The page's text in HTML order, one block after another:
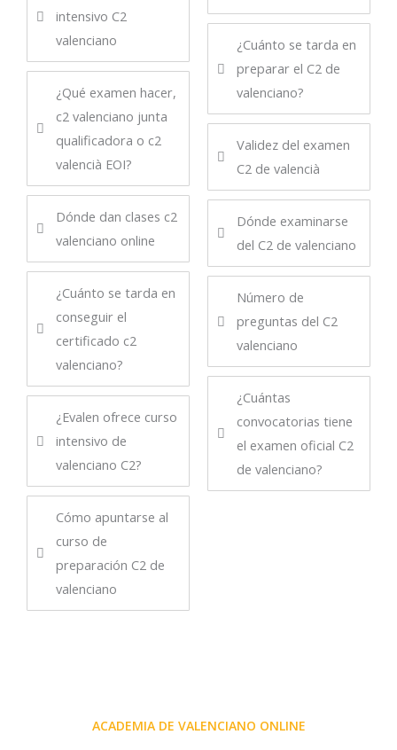
intensivo C2
valenciano
¿Qué examen hacer,
c2 valenciano junta
qualificadora o c2
valencià EOI?
Dónde dan clases c2
valenciano online
¿Cuánto se tarda en
conseguir el
certificado c2
valenciano?
¿Evalen ofrece curso
intensivo de
valenciano C2?
Cómo apuntarse al
curso de
preparación C2 de
valenciano
¿Cuánto se tarda en
preparar el C2 de
valenciano?
Validez del examen
C2 de valencià
Dónde examinarse
del C2 de valenciano
Número de
preguntas del C2
valenciano
¿Cuántas
convocatorias tiene
el examen oficial C2
de valenciano?
ACADEMIA DE VALENCIANO ONLINE